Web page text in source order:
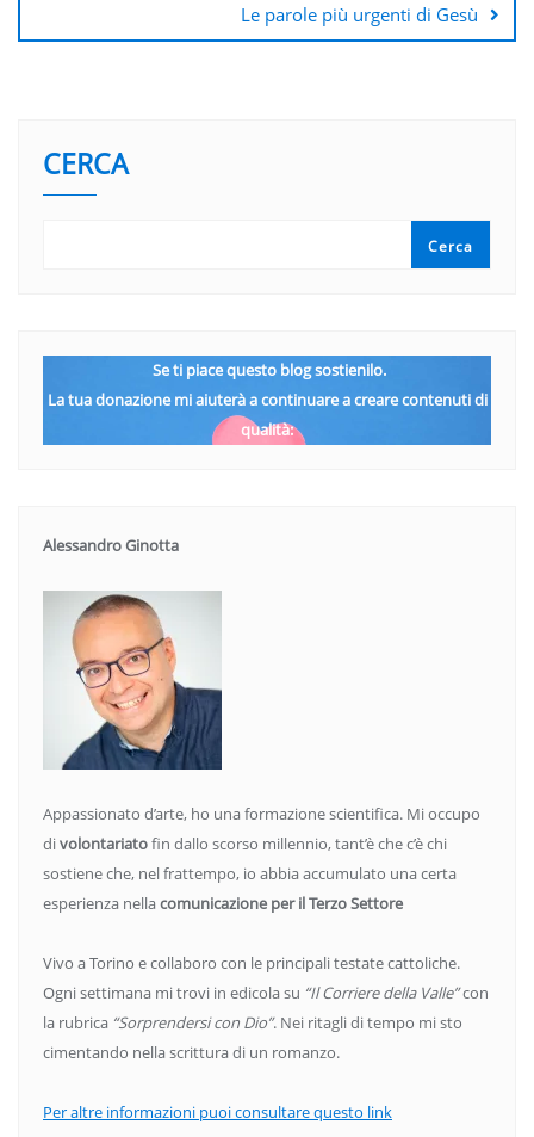
Le parole più urgenti di Gesù
CERCA
Cerca
Se ti piace questo blog sostienilo.
La tua donazione mi aiuterà a continuare a creare contenuti di
qualità:
Alessandro Ginotta
Appassionato d’arte, ho una formazione scientifica. Mi occupo
divolontariatofin dallo scorso millennio, tant’è che c’è chi
sostiene che, nel frattempo, io abbia accumulato una certa
esperienza nellacomunicazione per il Terzo Settore
Vivo a Torino e collaboro con le principali testate cattoliche.
Ogni settimana mi trovi in edicola su “Il Corriere della Valle”con
la rubrica “Sorprendersi con Dio”. Nei ritagli di tempo mi sto
cimentando nella scrittura di un romanzo.
Per altre informazioni puoi consultare questo link